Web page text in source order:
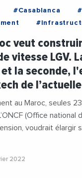
#Casablanca
veut
vitesse LGV.
la seconde,
de
au Maroc, seules
(Office
voudrait élargir
2022